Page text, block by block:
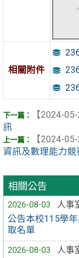
相關公告
2026-08-03
人事
公告本校115學
取名單
2026-08-03
人事
相關附件
【2024-05-
訊
【2024-05-
資訊及數理能力